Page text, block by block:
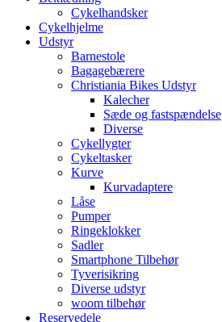
Cykelhandsker
Cykelhjelme
Udstyr
Barnestole
Bagagebærere
Christiania Bikes Udstyr
Kalecher
Sæde og fastspændelse
Diverse
Cykellygter
Cykeltasker
Kurve
Kurvadaptere
Låse
Pumper
Ringeklokker
Sadler
Smartphone Tilbehør
Tyverisikring
Diverse udstyr
woom tilbehør
Reservedele